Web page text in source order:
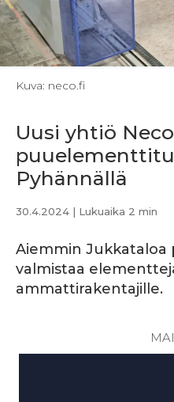
Kuva: neco.fi
Uusi yhtiö
Pyhännällä
30.4.2024 | Lukuaika 2 min
Aiemmin Jukkataloa
valmistaa
ammattirakentajille.